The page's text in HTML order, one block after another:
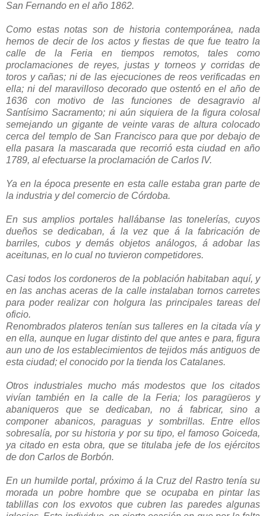
San Fernando en el año 1862.
Como estas notas son de historia contemporánea, nada
hemos de decir de los actos y fiestas de que fue teatro la
calle de la Feria en tiempos remotos, tales como
proclamaciones de reyes, justas y torneos y corridas de
toros y cañas; ni de las ejecuciones de reos verificadas en
ella; ni del maravilloso decorado que ostentó en el año de
1636 con motivo de las funciones de desagravio al
Santísimo Sacramento; ni aún siquiera de la figura colosal
semejando un gigante de veinte varas de altura colocado
cerca del templo de San Francisco para que por debajo de
ella pasara la mascarada que recorrió esta ciudad en año
1789, al efectuarse la proclamación de Carlos IV.
Ya en la época presente en esta calle estaba gran parte de
la industria y del comercio de Córdoba.
En sus amplios portales hallábanse las tonelerías, cuyos
dueños se dedicaban, á la vez que á la fabricación de
barriles, cubos y demás objetos análogos, á adobar las
aceitunas, en lo cual no tuvieron competidores.
Casi todos los cordoneros de la población habitaban aquí, y
en las anchas aceras de la calle instalaban tornos carretes
para poder realizar con holgura las principales tareas del
oficio.
Renombrados plateros tenían sus talleres en la citada vía y
en ella, aunque en lugar distinto del que antes e para, figura
aun uno de los establecimientos de tejidos más antiguos de
esta ciudad; el conocido por la tienda los Catalanes.
Otros industriales mucho más modestos que los citados
vivían también en la calle de la Feria; los paragüeros y
abaniqueros que se dedicaban, no á fabricar, sino a
componer abanicos, paraguas y sombrillas. Entre ellos
sobresalía, por su historia y por su tipo, el famoso Goiceda,
ya citado en esta obra, que se titulaba jefe de los ejércitos
de don Carlos de Borbón.
En un humilde portal, próximo á la Cruz del Rastro tenía su
morada un pobre hombre que se ocupaba en pintar las
tablillas con los exvotos que cubren las paredes algunas